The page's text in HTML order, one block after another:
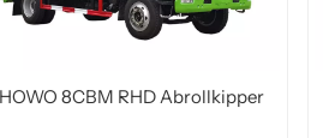
8CBM RHD Abrollkipper